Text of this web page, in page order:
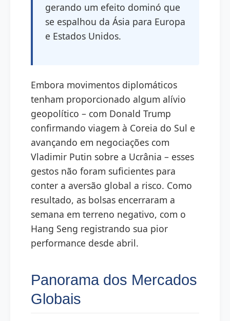
gerando um efeito dominó que
se espalhou da Ásia para Europa
e Estados Unidos.
Embora movimentos diplomáticos
tenham proporcionado algum alívio
geopolítico – com Donald Trump
confirmando viagem à Coreia do Sul e
avançando em negociações com
Vladimir Putin sobre a Ucrânia – esses
gestos não foram suficientes para
conter a aversão global a risco. Como
resultado, as bolsas encerraram a
semana em terreno negativo, com o
Hang Seng registrando sua pior
performance desde abril.
Panorama dos Mercados
Globais